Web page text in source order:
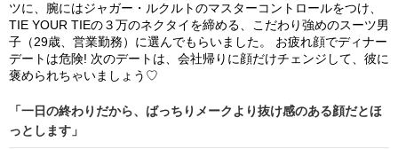
ツに、腕にはジャガー・ルクルトのマスターコントロールをつけ、
TIE YOUR TIEの３万のネクタイを締める、こだわり強めのスーツ男
子（29歳、営業勤務）に選んでもらいました。 お疲れ顔でディナー
デートは危険! 次のデートは、会社帰りに顔だけチェンジして、彼に
褒められちゃいましょう♡
「一日の終わりだから、ばっちりメークより抜け感のある顔だとほ
っとします」